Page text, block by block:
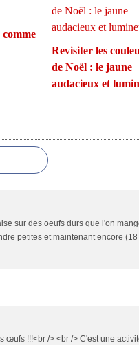
Revisiter les
de Noël : le jaune
audacieux et
sur des oeufs durs que l'on
petites et maintenant encore
œufs !!!<br /> <br /> C'est une